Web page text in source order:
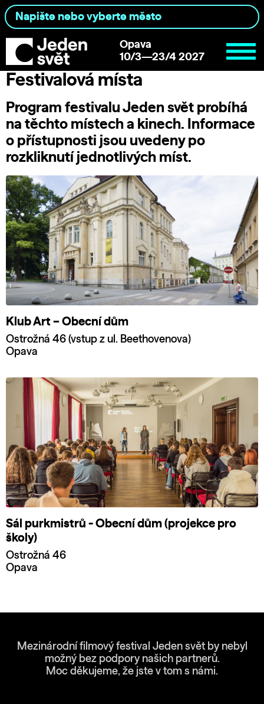
Opava
10/3—23/4 2027
Festivalová místa
Program festivalu Jeden svět probíhá
na těchto místech a kinech. Informace
o přístupnosti jsou uvedeny po
rozkliknutí jednotlivých míst.
Klub Art – Obecní dům
Ostrožná 46 (vstup z ul. Beethovenova)
Opava
Sál purkmistrů - Obecní dům (projekce pro
školy)
Ostrožná 46
Opava
Mezinárodní filmový festival Jeden svět by nebyl
možný bez podpory našich partnerů.
Moc děkujeme, že jste v tom s námi.